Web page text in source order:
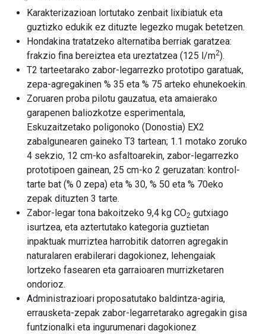
Karakterizazioan lortutako zenbait lixibiatuk eta
guztizko edukik ez dituzte legezko mugak betetzen.
Hondakina tratatzeko alternatiba berriak garatzea:
frakzio fina bereiztea eta ureztatzea (125 l/m2).
T2 tarteetarako zabor-legarrezko prototipo garatuak,
zepa-agregakinen % 35 eta % 75 arteko ehunekoekin.
Zoruaren proba pilotu gauzatua, eta amaierako
garapenen baliozkotze esperimentala,
Eskuzaitzetako poligonoko (Donostia) EX2
zabalgunearen gaineko T3 tartean; 1.1 motako zoruko
4 sekzio, 12 cm-ko asfaltoarekin, zabor-legarrezko
prototipoen gainean, 25 cm-ko 2 geruzatan: kontrol-
tarte bat (% 0 zepa) eta % 30, % 50 eta % 70eko
zepak dituzten 3 tarte.
Zabor-legar tona bakoitzeko 9,4 kg CO2 gutxiago
isurtzea, eta aztertutako kategoria guztietan
inpaktuak murriztea harrobitik datorren agregakin
naturalaren erabilerari dagokionez, lehengaiak
lortzeko fasearen eta garraioaren murrizketaren
ondorioz.
Administrazioari proposatutako baldintza-agiria,
errausketa-zepak zabor-legarretarako agregakin gisa
funtzionalki eta ingurumenari dagokionez